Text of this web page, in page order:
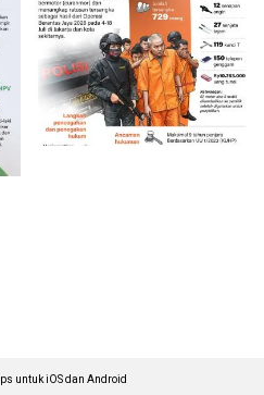
untuk iOS dan Android